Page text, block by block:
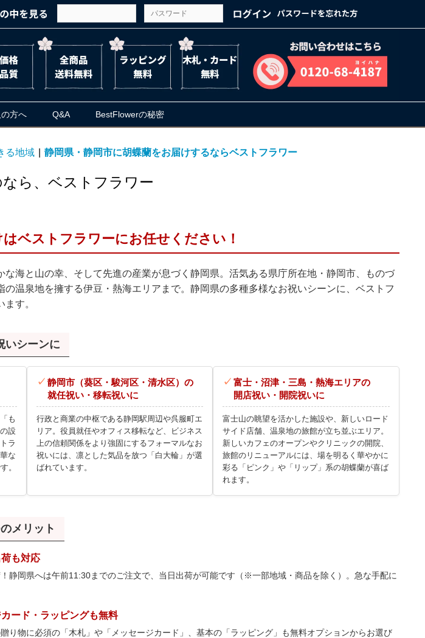
方へ Q&A BestFlowerの秘密
る地域 静岡県・静岡市に胡蝶蘭をお届けするならベストフラワー
ら、ベストフラワー
ベストフラワーにお任せください！
海と山の幸、そして先進の産業が息づく静岡県。活気ある県庁所在地・静岡市、ものづ
の温泉地を擁する伊豆・熱海エリアまで。静岡県の多種多様なお祝いシーンに、ベストフ
す。
いシーンに
も
設
ラ
な
。
静岡市（葵区・駿河区・清水区）の
就任祝い・移転祝いに
行政と商業の中枢である静岡駅周辺や呉服町エ
リア。役員就任やオフィス移転など、ビジネス
上の信頼関係をより強固にするフォーマルなお
祝いには、凛とした気品を放つ「白大輪」が選
ばれています。
富士・沼津・三島・熱海エリアの
開店祝い・開院祝いに
富士山の眺望を活かした施設や、新しいロード
サイド店舗、温泉地の旅館が立ち並ぶエリア。
新しいカフェのオープンやクリニックの開院、
旅館のリニューアルには、場を明るく華やかに
彩る「ピンク」や「リップ」系の胡蝶蘭が喜ば
れます。
メリット
も対応
静岡県へは午前11:30までのご注文で、当日出荷が可能です（※一部地域・商品を除く）。急な手配に
ード・ラッピングも無料
り物に必須の「木札」や「メッセージカード」、基本の「ラッピング」も無料オプションからお選び